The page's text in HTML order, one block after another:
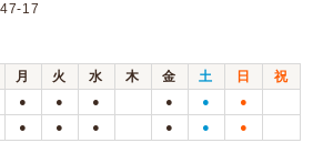
17
月 火 水 木 金 土 日
祝
● ● ● ● ● ●
● ● ● ● ● ●